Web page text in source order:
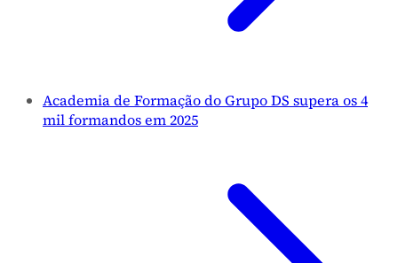
Academia de Formação do Grupo DS supera os 4
mil formandos em 2025